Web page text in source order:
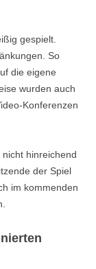
gespielt.
So
die eigene
wurden auch
Konferenzen
hinreichend
der Spiel
im kommenden